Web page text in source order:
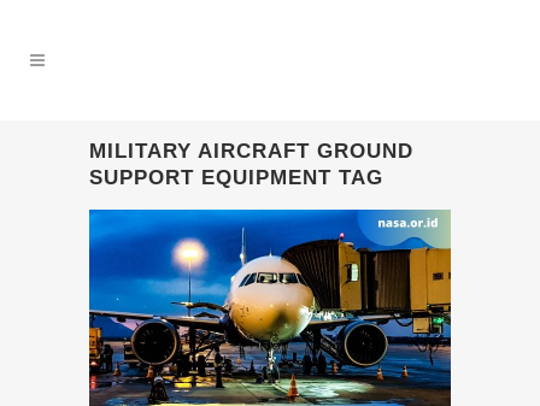
MILITARY AIRCRAFT GROUND
SUPPORT EQUIPMENT TAG